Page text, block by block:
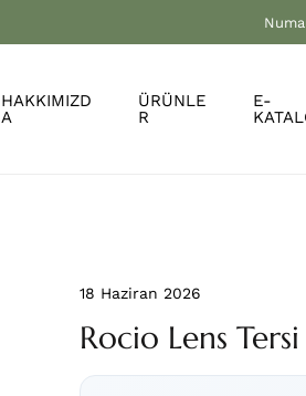
HAKKIMIZD
A
ÜRÜNLE
R
E-
18 Haziran 2026
Rocio Lens